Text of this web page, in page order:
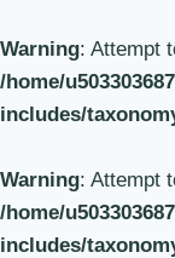
Warning: Attempt
/home/
includes/
Warning: Attempt
/home/
includes/